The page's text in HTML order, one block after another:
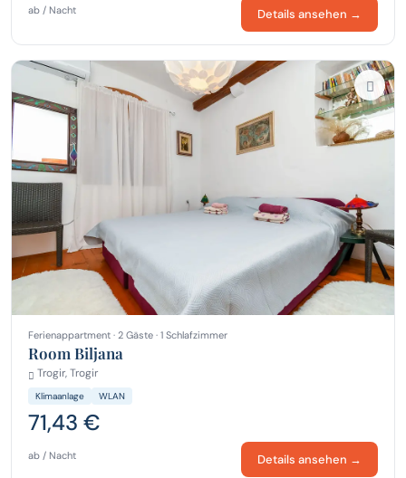
ab / Nacht Details ansehen →
Ferienappartment · 2 Gäste · 1 Schlafzimmer
Room Biljana
Trogir, Trogir
Klimaanlage WLAN
71,43 €
ab / Nacht Details ansehen →